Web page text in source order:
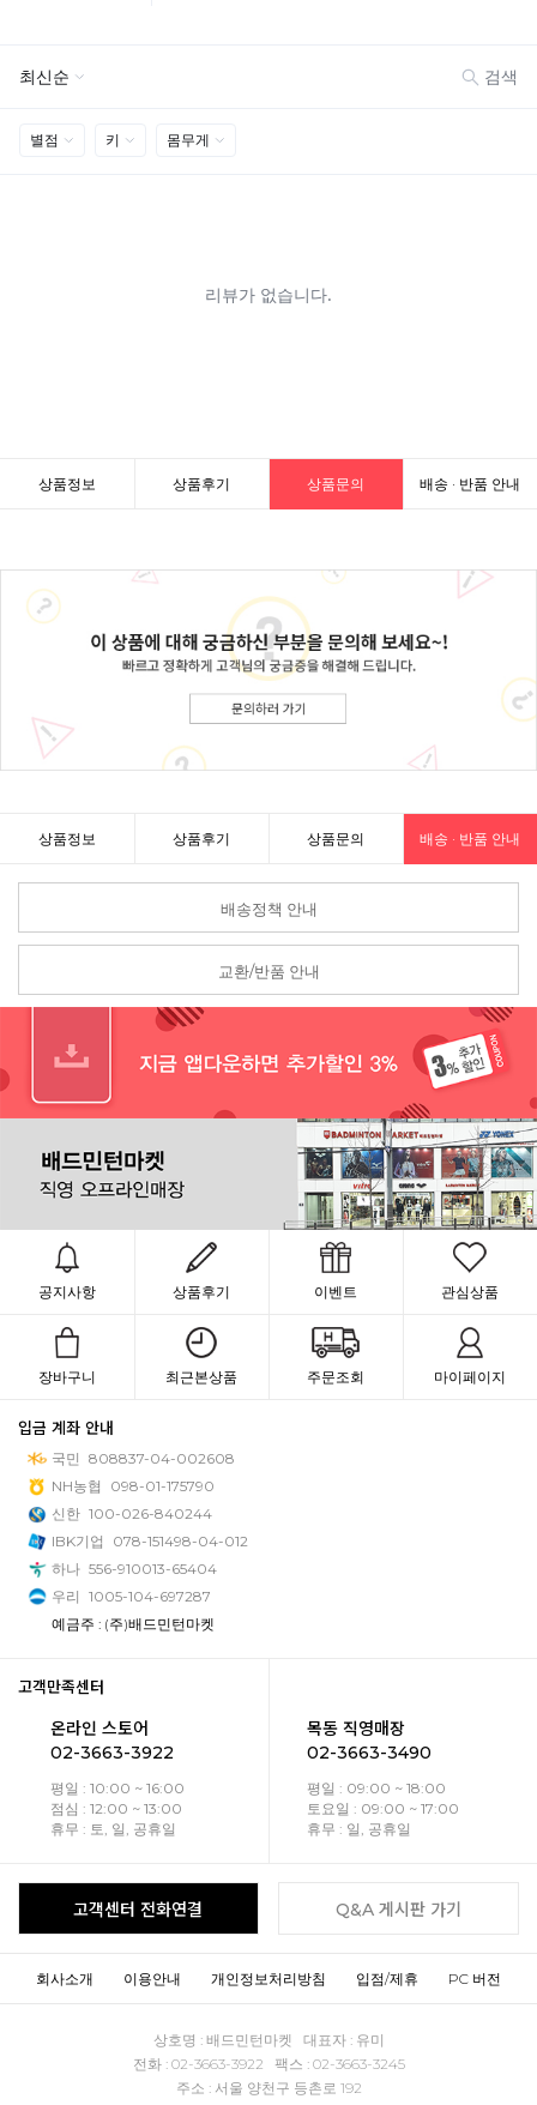
상품정보 상품후기 상품문의 배송 · 반품 안내
상품정보 상품후기 상품문의 배송 · 반품 안내
배송정책 안내
교환/반품 안내
공지사항 상품후기 이벤트 관심상품
장바구니 최근본상품 주문조회 마이페이지
입금 계좌 안내
국민 808837-04-002608
NH농협
098-01-175790
신한 100-026-840244
IBK기업
078-151498-04-012
하나 556-910013-65404
우리 1005-104-697287
예금주 : (주)배드민턴마켓
고객만족센터
온라인 스토어
02-3663-3922
평일 : 10:00 ~ 16:00
점심 : 12:00 ~ 13:00
휴무 : 토, 일, 공휴일
목동 직영매장
02-3663-3490
평일 : 09:00 ~ 18:00
토요일 : 09:00 ~ 17:00
휴무 : 일, 공휴일
고객센터 전화연결 Q&A 게시판 가기
회사소개 이용안내 개인정보처리방침 입점/제휴 PC 버전
상호명 : 배드민턴마켓 대표자 : 유미
전화 : 02-3663-3922 팩스 : 02-3663-3245
주소 : 서울 양천구 등촌로 192